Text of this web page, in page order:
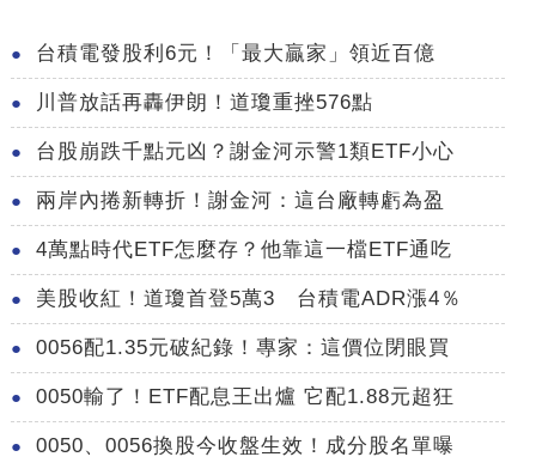
台積電發股利6元！「最大贏家」領近百億
川普放話再轟伊朗！道瓊重挫576點
台股崩跌千點元凶？謝金河示警1類ETF小心
兩岸內捲新轉折！謝金河：這台廠轉虧為盈
4萬點時代ETF怎麼存？他靠這一檔ETF通吃
美股收紅！道瓊首登5萬3 台積電ADR漲4％
0056配1.35元破紀錄！專家：這價位閉眼買
0050輸了！ETF配息王出爐 它配1.88元超狂
0050、0056換股今收盤生效！成分股名單曝